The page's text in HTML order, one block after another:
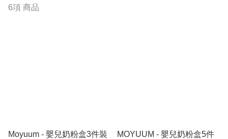
6項 商品
Moyuum - 嬰兒奶粉盒3件裝
MOYUUM - 嬰兒奶粉盒5件